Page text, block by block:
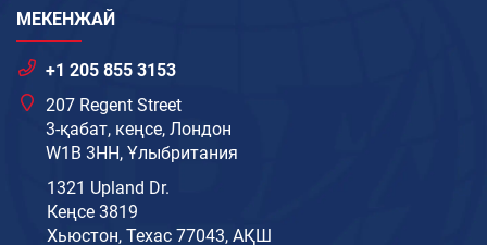
МЕКЕНЖАЙ
+1 205 855 3153
207 Regent Street
3-қабат, кеңсе, Лондон
W1B 3HH, Ұлыбритания
1321 Upland Dr.
Кеңсе 3819
Хьюстон, Техас 77043, АҚШ